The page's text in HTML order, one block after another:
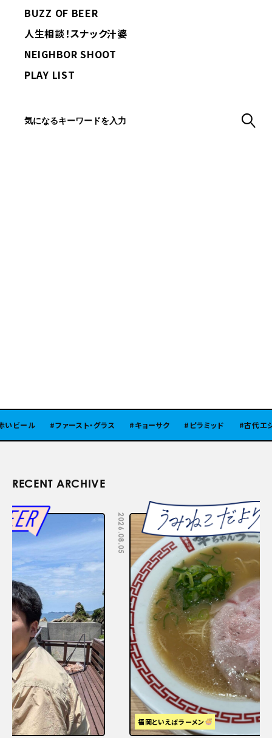
BUZZ OF BEER
人生相談！スナック汁婆
NEIGHBOR SHOOT
PLAY LIST
ール ファースト・グラス キョーサク ピラミッド 古代エジプ
RECENT ARCHIVE
2026.08.05
福岡といえばラーメン
2026.07.29